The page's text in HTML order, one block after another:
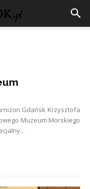
Gdańsk Krzysztofa
Muzeum Morskiego